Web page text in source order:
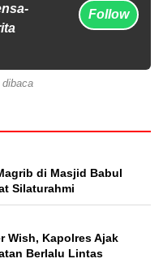
Follow
di Masjid Babul
Silaturahmi
Wish, Kapolres Ajak
Berlalu Lintas